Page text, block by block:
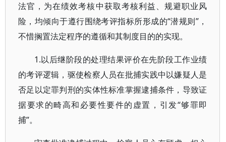
法官，为在绩效考核中获取考核利益、规避职业风
险，均倾向于遵行围绕考评指标所形成的“潜规则”，
不惜搁置法定程序的遵循和其制度目的的实现。
1.以后继阶段的处理结果评价在先阶段工作业绩
的考评逻辑，驱使检察人员在批捕实践中以嫌疑人是
否足以定罪判刑的实体性标准掌握逮捕条件，导致证
据要求的畸高和必要性要件的虚置，引发“够罪即
捕”。